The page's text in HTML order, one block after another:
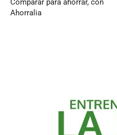
Comparar para ahorrar, con
Ahorralia